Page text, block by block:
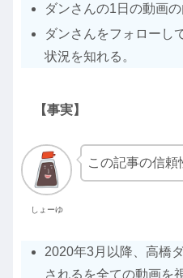
ダンさんの1日の動画の
ダンさんをフォローし
状況を知れる。
【事実】
しょーゆ
この記事の信頼
2020年3月以降、高橋
されるを全ての動画を